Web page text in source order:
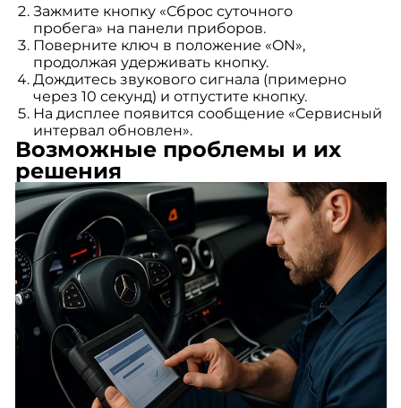
Зажмите кнопку «Сброс суточного
пробега» на панели приборов.
Поверните ключ в положение «ON»,
продолжая удерживать кнопку.
Дождитесь звукового сигнала (примерно
через 10 секунд) и отпустите кнопку.
На дисплее появится сообщение «Сервисный
интервал обновлен».
Возможные проблемы и их
решения